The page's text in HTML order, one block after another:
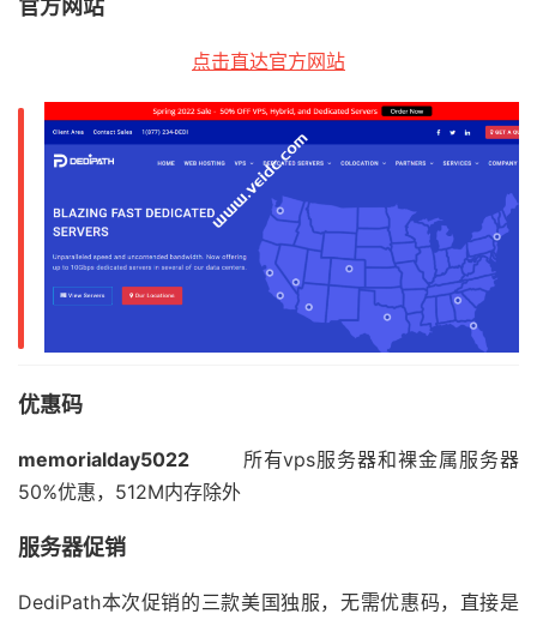
官方网站
点击直达官方网站
优惠码
memorialday5022 所有vps服务器和裸金属服务器
50%优惠，512M内存除外
服务器促销
DediPath本次促销的三款美国独服，无需优惠码，直接是